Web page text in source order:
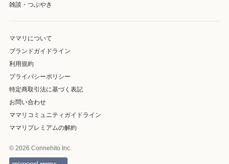
雑談・つぶやき
ママリについて
ブランドガイドライン
利用規約
プライバシーポリシー
特定商取引法に基づく表記
お問い合わせ
ママリコミュニティガイドライン
ママリプレミアムの解約
© 2026 Connehito Inc.